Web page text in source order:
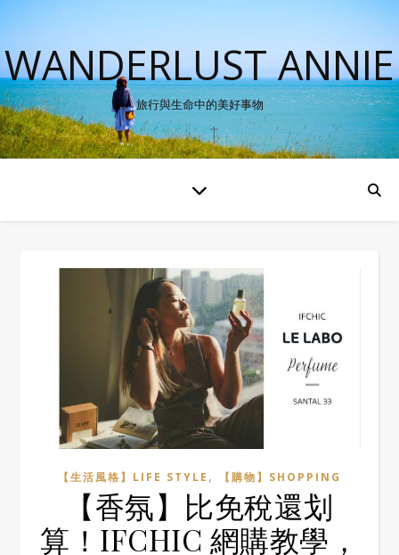
WANDERLUST ANNIE
旅行與生命中的美好事物
【生活風格】LIFE STYLE , 【購物】SHOPPING
【香氛】比免稅還划
算！IFCHIC 網購教學，